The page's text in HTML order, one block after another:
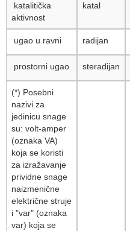
katalitička
aktivnost
katal
ugao u ravni radijan
prostorni ugao steradijan
(*) Posebni
nazivi za
jedinicu snage
su: volt-amper
(oznaka VA)
koja se koristi
za izražavanje
prividne snage
naizmenične
električne struje
i "var" (oznaka
var) koja se